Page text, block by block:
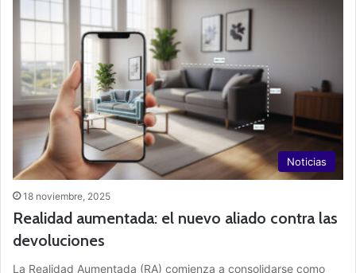
Noticias
18 noviembre, 2025
Realidad aumentada: el nuevo aliado contra las
devoluciones
La Realidad Aumentada (RA) comienza a consolidarse como